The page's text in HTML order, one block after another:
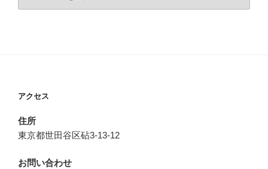
アクセス
住所
東京都世田谷区砧3-13-12
お問い合わせ